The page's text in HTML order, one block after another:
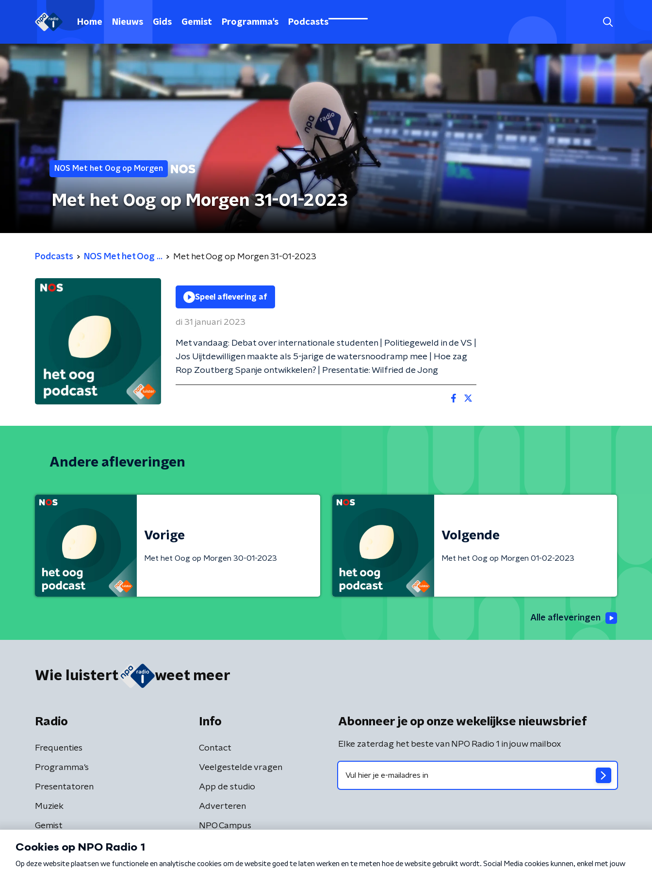
Home Nieuws Gids Gemist Programma's Podcasts
NOS Met het Oog op Morgen
Met het Oog op Morgen 31-01-2023
Podcasts NOS Met het Oog ... Met het Oog op Morgen 31-01-2023
Speel aflevering af
di 31 januari 2023
Met vandaag: Debat over internationale studenten | Politiegeweld in de VS |
Jos Uijtdewilligen maakte als 5-jarige de watersnoodramp mee | Hoe zag
Rop Zoutberg Spanje ontwikkelen? | Presentatie: Wilfried de Jong
Andere afleveringen
Vorige
Met het Oog op Morgen 30-01-2023
Volgende
Met het Oog op Morgen 01-02-2023
Alle afleveringen
Wie luistert weet meer
Radio
Frequenties
Programma's
Presentatoren
Muziek
Gemist
Info
Contact
Veelgestelde vragen
App de studio
Adverteren
NPO Campus
Abonneer je op onze wekelijkse nieuwsbrief
Elke zaterdag het beste van NPO Radio 1 in jouw mailbox